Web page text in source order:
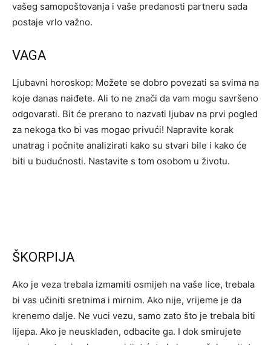
vašeg samopoštovanja i vaše predanosti partneru sada
postaje vrlo važno.
VAGA
Ljubavni horoskop: Možete se dobro povezati sa svima na
koje danas naiđete. Ali to ne znači da vam mogu savršeno
odgovarati. Bit će prerano to nazvati ljubav na prvi pogled
za nekoga tko bi vas mogao privući! Napravite korak
unatrag i počnite analizirati kako su stvari bile i kako će
biti u budućnosti. Nastavite s tom osobom u životu.
ŠKORPIJA
Ako je veza trebala izmamiti osmijeh na vaše lice, trebala
bi vas učiniti sretnima i mirnim. Ako nije, vrijeme je da
krenemo dalje. Ne vuci vezu, samo zato što je trebala biti
lijepa. Ako je neusklađen, odbacite ga. I dok smirujete